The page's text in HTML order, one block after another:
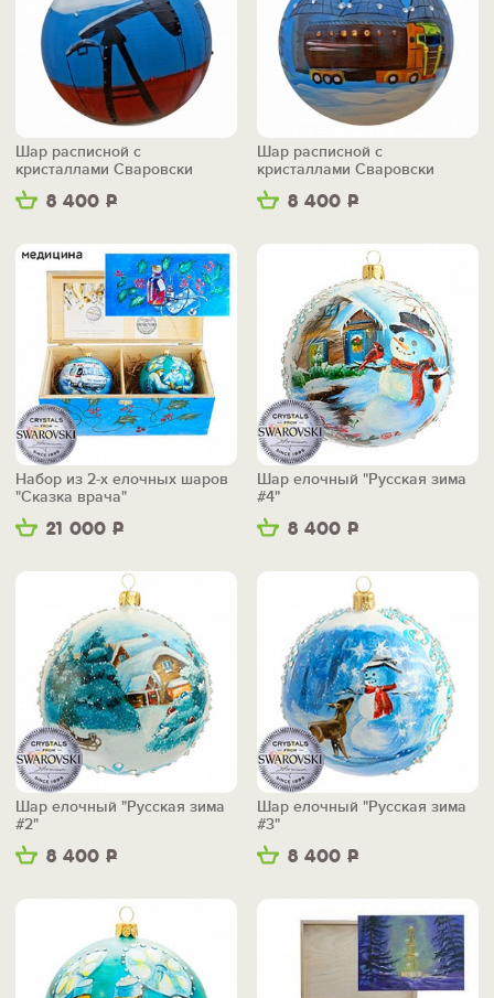
8 400 Р
Шар расписной с
кристаллами Сваровски
"Журавль"
8 400 Р
Шар расписной с
кристаллами Сваровски
"Автоцистерна"
21 000 Р
Набор из 2-х елочных шаров
"Сказка врача"
8 400 Р
Шар елочный "Русская зима
#4"
8 400 Р
Шар елочный "Русская зима
#2"
8 400 Р
Шар елочный "Русская зима
#3"